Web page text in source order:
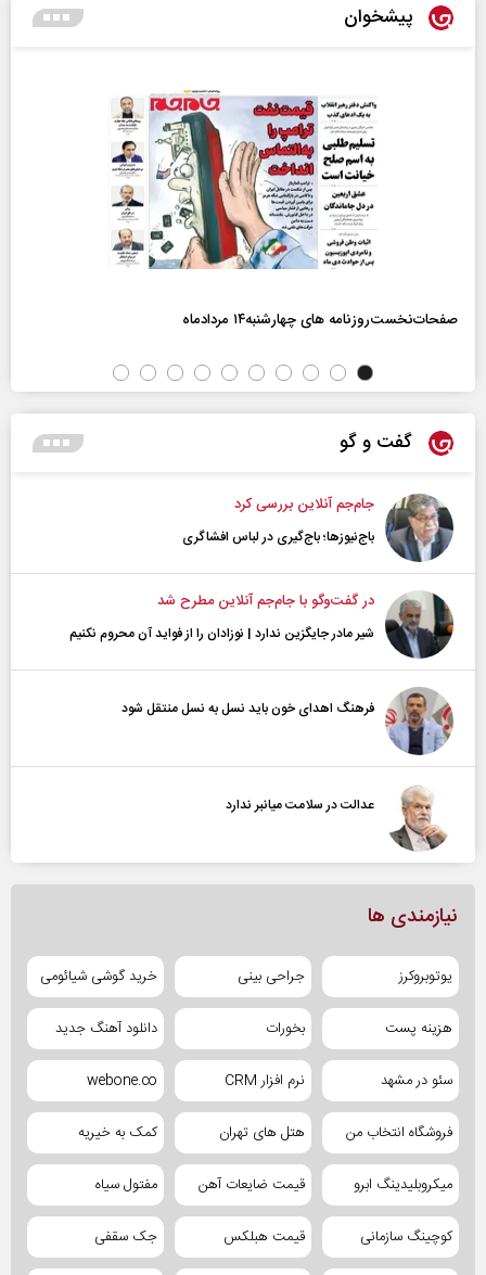
پیشخوان
صفحات‌نخست‌روزنامه ها‌ی چهارشنبه‌۱۴ مردادماه
گفت و گو
جام‌جم آنلاین بررسی کرد
باج‌نیوزها؛ باج‌گیری در لباس افشاگری
در گفت‌و‌گو با جام‌جم آنلاین مطرح شد
شیر مادر جایگزین ندارد | نوزادان را از فواید آن محروم نکنیم
فرهنگ اهدای خون باید نسل به نسل منتقل شود
عدالت در سلامت میانبر ندارد
نیازمندی ها
یوتوبروکرز جراحی بینی خرید گوشی شیائومی
هزینه پست بخورات دانلود آهنگ جدید
سئو در مشهد نرم افزار CRM webone.co
فروشگاه انتخاب من هتل های تهران کمک به خیریه
میکروبلیدینگ ابرو قیمت ضایعات آهن مفتول سیاه
کوچینگ سازمانی قیمت هبلکس جک سقفی